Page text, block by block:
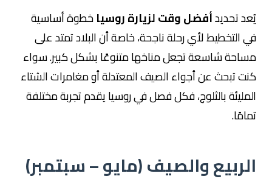
يُعد تحديدأفضل وقت لزيارة روسياخطوة أساسية
في التخطيط لأي رحلة ناجحة، خاصة أن البلاد تمتد على
مساحة شاسعة تجعل مناخها متنوعًا بشكل كبير. سواء
كنت تبحث عن أجواء الصيف المعتدلة أو مغامرات الشتاء
المليئة بالثلوج، فكل فصل في روسيا يقدم تجربة مختلفة
تمامًا.
الربيع والصيف (مايو – سبتمبر)